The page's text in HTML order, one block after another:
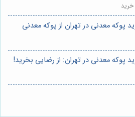
پوکه معدنی در تهران از پوکه معدنی
پوکه معدنی در تهران: از رضایی بخرید!